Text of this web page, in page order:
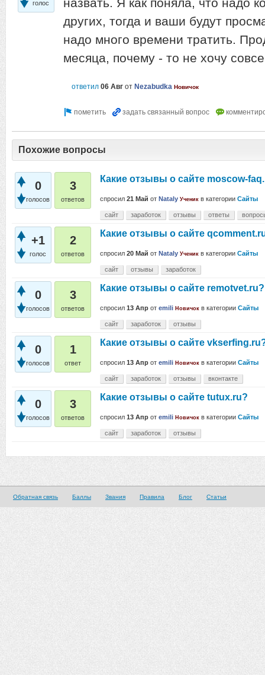
голос
назвать. Я как поняла, что надо
других, тогда и ваши будут
надо много времени тратить.
месяца, почему - то не хочу
ответил 06 Авг от Nezabudka Новичок
Похожие вопросы
0
голосов
3
ответов
Какие отзывы о сайте moscow-
спросил 21 Май от Nataly Ученик в категории Сайты
сайт заработок отзывы ответы
+1
голос
2
ответов
Какие отзывы о сайте
спросил 20 Май от Nataly Ученик в категории Сайты
сайт отзывы заработок
0
голосов
3
ответов
Какие отзывы о сайте remotvet.ru?
спросил 13 Апр от emili Новичок в категории Сайты
сайт заработок отзывы
0
голосов
1
ответ
Какие отзывы о сайте
спросил 13 Апр от emili Новичок в категории Сайты
сайт заработок отзывы вконтакте
0
голосов
3
ответов
Какие отзывы о сайте tutux.ru?
спросил 13 Апр от emili Новичок в категории Сайты
сайт заработок отзывы
Обратная связь Баллы Звания Правила Блог Статьи